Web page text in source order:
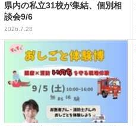
県内の私立31校が集結、個別相
談会9/6
2026.7.28